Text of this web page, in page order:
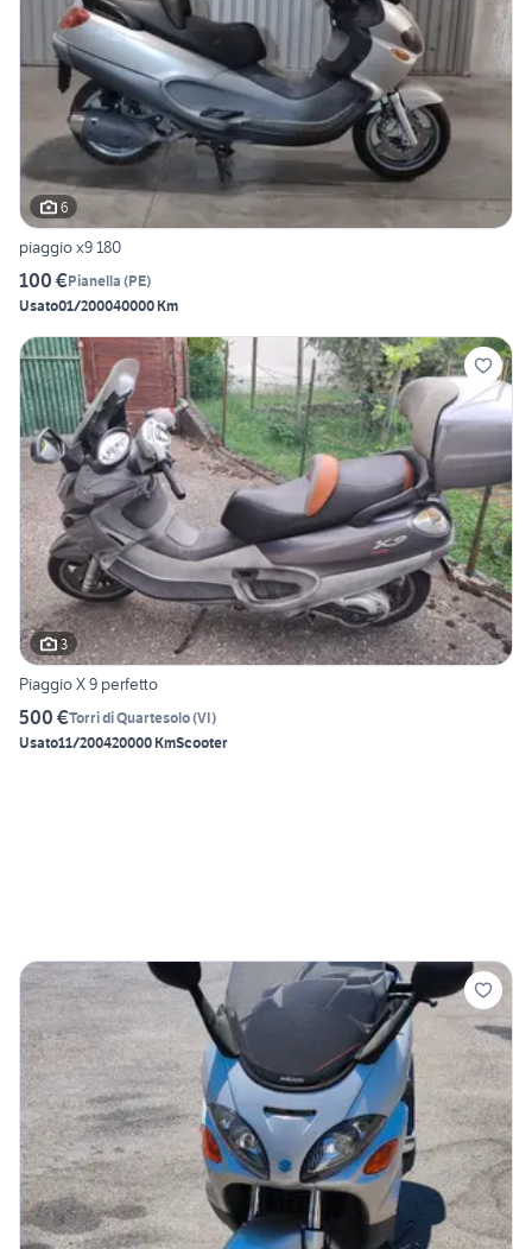
6
piaggio x9 180
100 €Pianella (PE)
Usato01/200040000 Km
3
Piaggio X 9 perfetto
500 €Torri di Quartesolo(VI)
Usato11/200420000 KmScooter